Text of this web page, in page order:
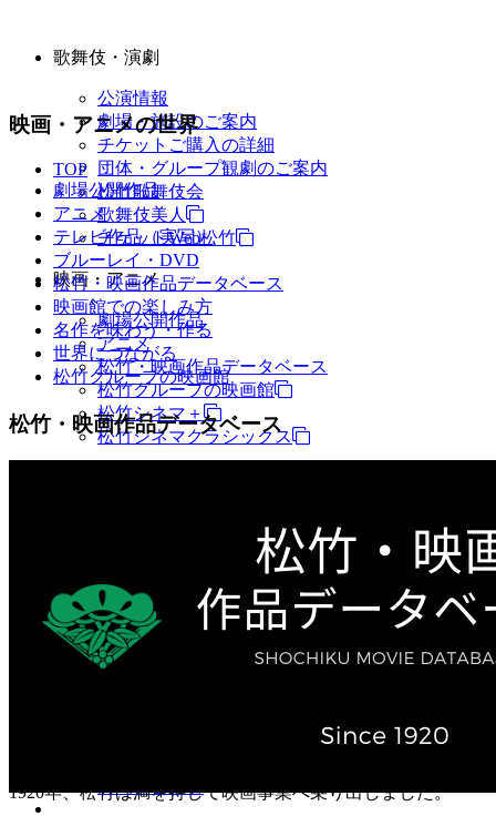
歌舞伎・演劇
公演情報
劇場・施設のご案内
チケットご購入の詳細
団体・グループ観劇のご案内
松竹歌舞伎会
歌舞伎美人
チケットWeb松竹
映画・アニメ
劇場公開作品
アニメ
松竹・映画作品データベース
松竹グループの映画館
松竹シネマ＋
松竹シネマクラシックス
松竹ストア（通販サイト）
ゲーム事業（English）
企業情報
会社案内
映画・アニメの世界
TOP
劇場公開作品
アニメ
テレビ作品（実写）
ブルーレイ・DVD
松竹・映画作品データベース
映画館での楽しみ方
名作を味わう・作る
世界につながる
松竹グループの映画館
松竹・映画作品データベース
1920年、松竹は満を持して映画事業へ乗り出しました。